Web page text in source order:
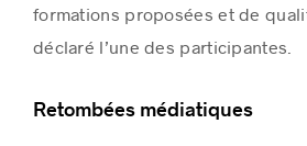
formations proposées et de
déclaré l’une des participantes.
Retombées médiatiques